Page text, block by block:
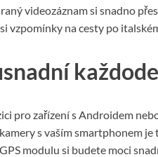
videozáznam si snadno
vzpomínky na cesty po
pro zařízení s Androidem
s vaším smartphonem je
modulu si budete moci